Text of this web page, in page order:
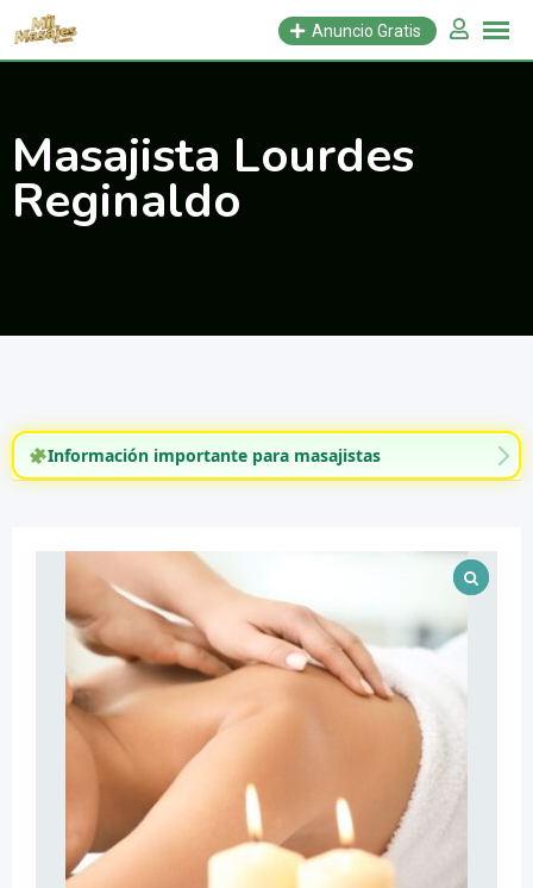
Saltar
Anuncio Gratis
Masajista Lourdes
Reginaldo
Información importante para masajistas